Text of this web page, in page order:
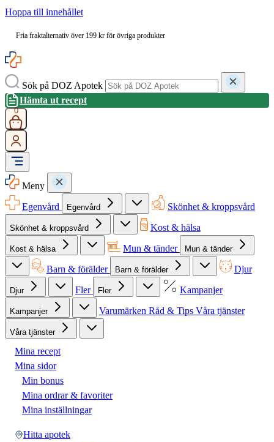
Hoppa till innehållet
Fria fraktalternativ över 199 kr för övriga produkter
Sök på DOZ Apotek
Hämta ut recept
0
Meny
Egenvård
Egenvård Skönhet & kroppsvård
Skönhet & kroppsvård Kost & hälsa
Kost & hälsa Mun & tänder Mun & tänder
Barn & förälder Barn & förälder Djur
Djur Fler Fler Kampanjer
Kampanjer Varumärken Råd & Tips Våra tjänster
Våra tjänster
Mina recept
Mina sidor
Min bonus
Mina ordrar & favoriter
Mina inställningar
Hitta apotek